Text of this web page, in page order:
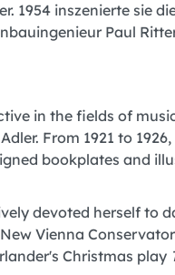
1954 inszenierte sie
Paul
in the fields of
From 1921 to
bookplates and
devoted herself to
Vienna
Christmas play